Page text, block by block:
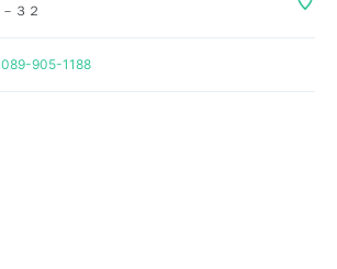
－３２
089-905-1188